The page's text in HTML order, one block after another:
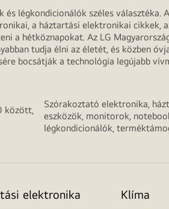
légkondicionálók széles választéka.
a háztartási elektronikai cikkek,
a hétköznapokat. Az LG
tudja élni az életét, és közben
bocsátják a technológia legújabb
között,
Szórakoztató elektronika,
eszközök, monitorok,
légkondicionálók,
elektronika Klíma